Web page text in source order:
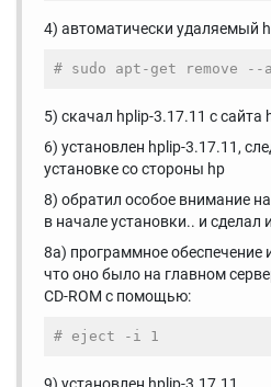
4) автоматически удаляемый
# sudo apt-get remove --
5) скачал hplip-3.17.11 с сайта
6) установлен hplip-3.17.11,
установке со стороны hp
8) обратил особое внимание
в начале установки.. и сделал
8a) программное обеспечение
что оно было на главном
CD-ROM с помощью:
# eject -i 1